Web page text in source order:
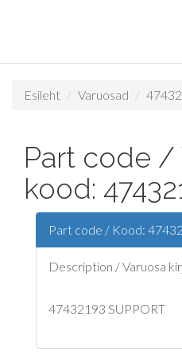
Esileht Varuosad
Part code /
kood:
Part code / Kood:
Description / Varuosa
47432193 SUPPORT